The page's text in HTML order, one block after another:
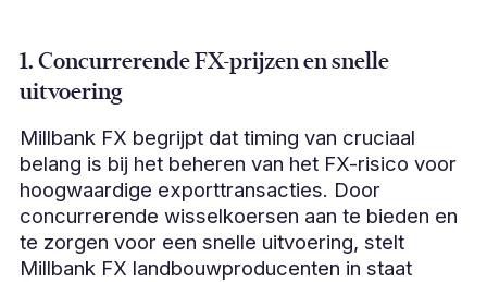
1. Concurrerende FX-prijzen en snelle
uitvoering
Millbank FX begrijpt dat timing van cruciaal
belang is bij het beheren van het FX-risico voor
hoogwaardige exporttransacties. Door
concurrerende wisselkoersen aan te bieden en
te zorgen voor een snelle uitvoering, stelt
Millbank FX landbouwproducenten in staat